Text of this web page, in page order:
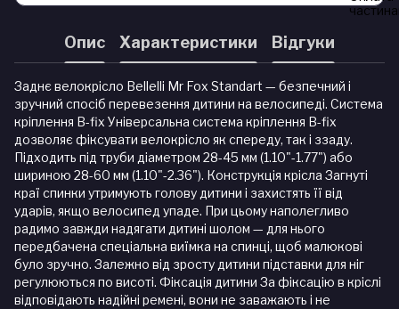
Опис Характеристики Відгуки
Заднє велокрісло Bellelli Mr Fox Standart — безпечний і
зручний спосіб перевезення дитини на велосипеді. Система
кріплення B-fix Універсальна система кріплення B-fix
дозволяє фіксувати велокрісло як спереду, так і ззаду.
Підходить під труби діаметром 28-45 мм (1.10"-1.77") або
шириною 28-60 мм (1.10"-2.36"). Конструкція крісла Загнуті
краї спинки утримують голову дитини і захистять її від
ударів, якщо велосипед упаде. При цьому наполегливо
радимо завжди надягати дитині шолом — для нього
передбачена спеціальна виїмка на спинці, щоб малюкові
було зручно. Залежно від зросту дитини підставки для ніг
регулюються по висоті. Фіксація дитини За фіксацію в кріслі
відповідають надійні ремені, вони не заважають і не